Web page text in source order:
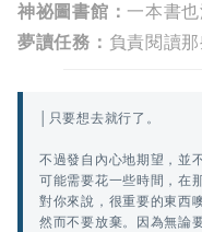
神祕圖書館： 一本書
夢讀任務： 負責閱讀
│只要想去就行了。
不過發自內心地期望，並
可能需要花一些時間，在
對你來說，很重要的東西噢
然而不要放棄。因為無論